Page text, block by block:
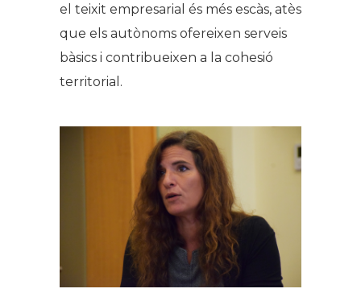
el teixit empresarial és més escàs, atès
que els autònoms ofereixen serveis
bàsics i contribueixen a la cohesió
territorial.